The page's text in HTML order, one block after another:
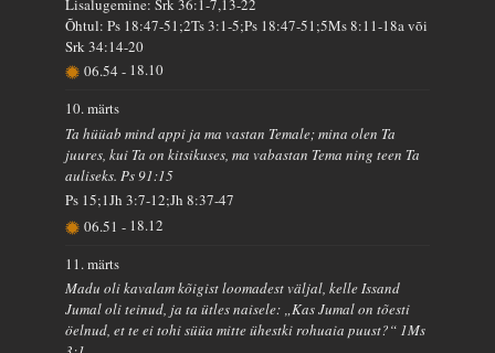
Lisalugemine: Srk 36:1-7,13-22
Õhtul: Ps 18:47-51;2Ts 3:1-5;Ps 18:47-51;5Ms 8:11-18a või
Srk 34:14-20
06.54- 18.10
10. märts
Ta hüüab mind appi ja ma vastan Temale; mina olen Ta
juures, kui Ta on kitsikuses, ma vabastan Tema ning teen Ta
auliseks. Ps 91:15
Ps 15;1Jh 3:7-12;Jh 8:37-47
06.51- 18.12
11. märts
Madu oli kavalam kõigist loomadest väljal, kelle Issand
Jumal oli teinud, ja ta ütles naisele: „Kas Jumal on tõesti
öelnud, et te ei tohi süüa mitte ühestki rohuaia puust?“ 1Ms